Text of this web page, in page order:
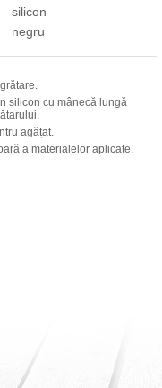
silicon
negru
silicon cu mânecă lungă
agățat.
a materialelor aplicate.